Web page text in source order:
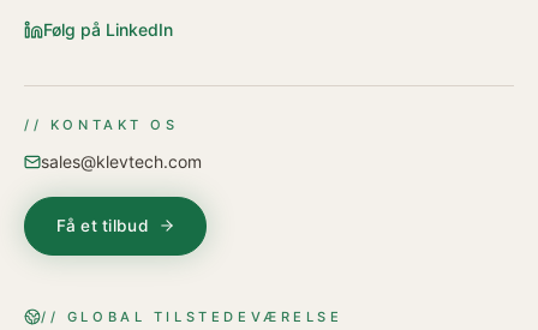
Følg på LinkedIn
// KONTAKT OS
sales@klevtech.com
Få et tilbud
// GLOBAL TILSTEDEVÆRELSE